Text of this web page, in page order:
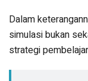
Dalam
simulasi bukan
strategi